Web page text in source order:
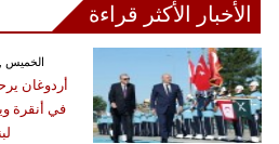
الأخبار الأكثر قراءة
GMT 18:33 2026 الخميس ,30 تموز / يوليو
أردوغان
في أنقرة